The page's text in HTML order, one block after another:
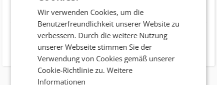
Website http://www.xn--europisches-videoarchiv-
z7b.at/
Wir verwenden Cookies, um die
Benutzerfreundlichkeit unserer Website zu
verbessern. Durch die weitere Nutzung
unserer Webseite stimmen Sie der
Verwendung von Cookies gemäß unserer
Cookie-Richtlinie zu.Weitere
Informationen